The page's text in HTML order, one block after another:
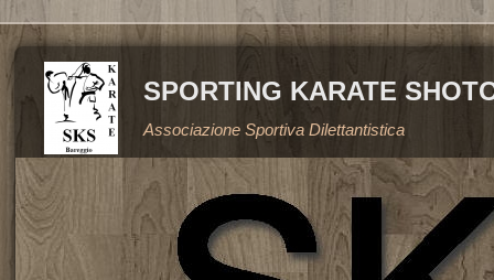
SPORTING KARATE
Associazione Sportiva Dilettantistica